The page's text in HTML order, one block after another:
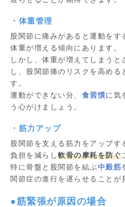
・体重管理
股関節に痛みがあると運動をす
体重が増える傾向にあります。
しかし、体重が増えてしまう
し、股関節痛のリスクを高める
す。
運動ができない分、 食習慣に気
う心がけましょう。
・筋力アップ
股関節を支える筋力をアップす
負担を減らし軟骨の摩耗を防ぐ
特に骨盤と股関節を結ぶ中殿筋
関節症の進行を遅らせることが
●筋緊張が原因の場合